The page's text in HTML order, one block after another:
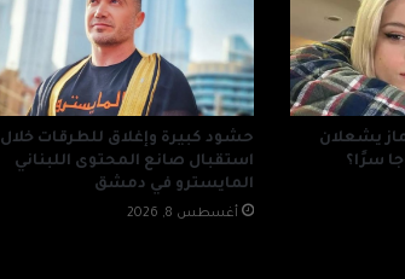
يشعلان
سرًا؟
حشود كبيرة وإغلاق للطرقات خلال
استقبال صانع المحتوى اللبناني
المايسترو في دمشق
أغسطس 8, 2026